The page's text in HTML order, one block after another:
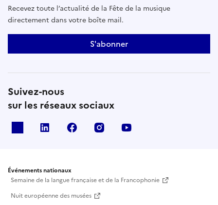
Recevez toute l’actualité de la Fête de la musique
directement dans votre boîte mail.
S'abonner
Suivez-nous
sur les réseaux sociaux
Linkedin Facebook Instagram
Événements nationaux
Semaine de la langue française et de la Francophonie
Nuit européenne des musées